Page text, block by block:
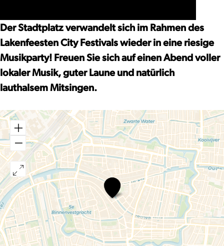
während
des
Lakenfeesten
dem
Rathausplatz
während
des
Lakenfeesten
Der Stadtplatz verwandelt sich im Rahmen des
Lakenfeesten City Festivals wieder in eine riesige
Musikparty! Freuen Sie sich auf einen Abend voller
lokaler Musik, guter Laune und natürlich
lauthalsem Mitsingen.
Mitsingen
auf
dem
Rathausplatz
während
des
Lakenfeesten